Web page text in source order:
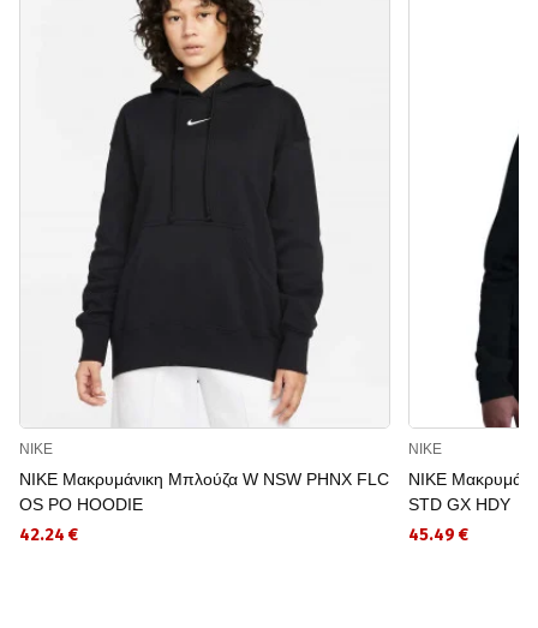
NIKE
NIKE Μακρυμάνικη Μπλούζα W NSW PHNX FLC
OS PO HOODIE
42.24 €
NIKE
NIKE
STD GX HDY
45.49 €